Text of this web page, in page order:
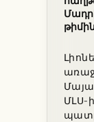
ՄԼՍ-